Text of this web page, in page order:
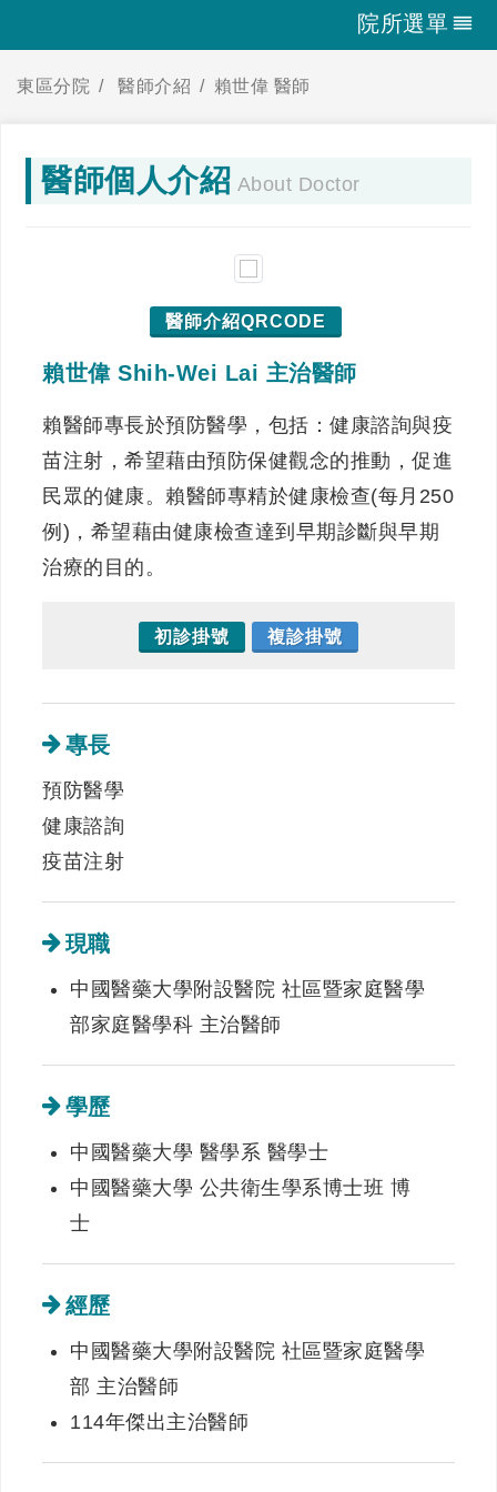
院所選單
東區分院 醫師介紹 賴世偉 醫師
醫師個人介紹 About Doctor
醫師介紹QRCODE
賴世偉 Shih-Wei Lai 主治醫師
賴醫師專長於預防醫學，包括：健康諮詢與疫
苗注射，希望藉由預防保健觀念的推動，促進
民眾的健康。賴醫師專精於健康檢查(每月250
例)，希望藉由健康檢查達到早期診斷與早期
治療的目的。
初診掛號 複診掛號
專長
預防醫學
健康諮詢
疫苗注射
現職
中國醫藥大學附設醫院 社區暨家庭醫學
部家庭醫學科 主治醫師
學歷
中國醫藥大學 醫學系 醫學士
中國醫藥大學 公共衛生學系博士班 博
士
經歷
中國醫藥大學附設醫院 社區暨家庭醫學
部 主治醫師
114年傑出主治醫師